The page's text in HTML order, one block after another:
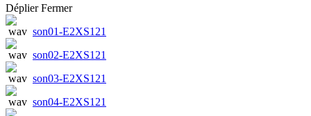
Déplier Fermer
son01-E2XS121
son02-E2XS121
son03-E2XS121
son04-E2XS121